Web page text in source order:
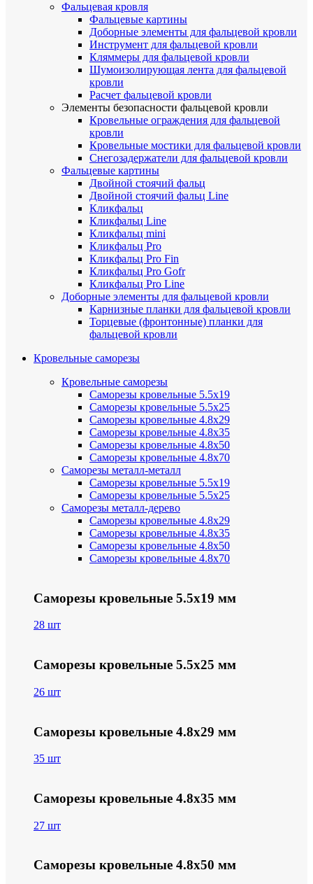
Фальцевая кровля
Фальцевые картины
Доборные элементы для фальцевой кровли
Инструмент для фальцевой кровли
Кляммеры для фальцевой кровли
Шумоизолирующая лента для фальцевой
кровли
Расчет фальцевой кровли
Элементы безопасности фальцевой кровли
Кровельные ограждения для фальцевой
кровли
Кровельные мостики для фальцевой кровли
Снегозадержатели для фальцевой кровли
Фальцевые картины
Двойной стоячий фальц
Двойной стоячий фальц Line
Кликфальц
Кликфальц Line
Кликфальц mini
Кликфальц Pro
Кликфальц Pro Fin
Кликфальц Pro Gofr
Кликфальц Pro Line
Доборные элементы для фальцевой кровли
Карнизные планки для фальцевой кровли
Торцевые (фронтонные) планки для
фальцевой кровли
Кровельные саморезы
Кровельные саморезы
Саморезы кровельные 5.5х19
Саморезы кровельные 5.5х25
Саморезы кровельные 4.8х29
Саморезы кровельные 4.8х35
Саморезы кровельные 4.8х50
Саморезы кровельные 4.8х70
Саморезы металл-металл
Саморезы кровельные 5.5х19
Саморезы кровельные 5.5х25
Саморезы металл-дерево
Саморезы кровельные 4.8х29
Саморезы кровельные 4.8х35
Саморезы кровельные 4.8х50
Саморезы кровельные 4.8х70
Саморезы кровельные 5.5х19 мм
28 шт
Саморезы кровельные 5.5х25 мм
26 шт
Саморезы кровельные 4.8х29 мм
35 шт
Саморезы кровельные 4.8х35 мм
27 шт
Саморезы кровельные 4.8х50 мм